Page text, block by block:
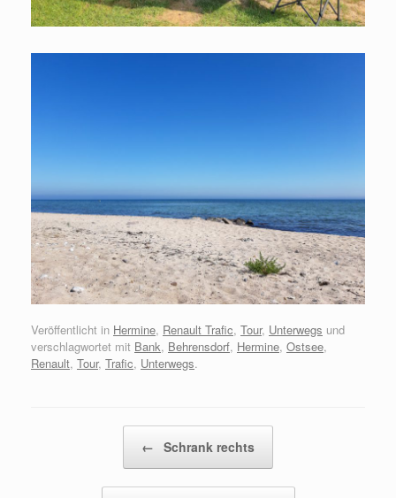
Veröffentlicht in Hermine, Renault Trafic, Tour, Unterwegs und
verschlagwortet mit Bank, Behrensdorf, Hermine, Ostsee,
Renault, Tour, Trafic, Unterwegs.
← Schrank rechts